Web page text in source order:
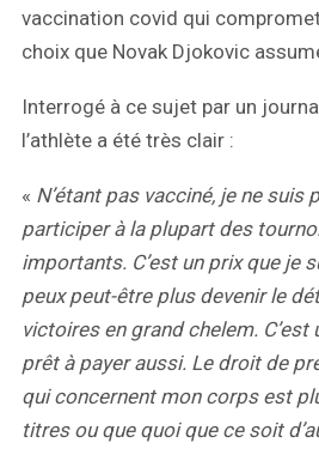
vaccination covid qui
choix que Novak Djokovic
Interrogé à ce sujet par un
l’athlète a été très clair :
« N’étant pas vacciné, je ne suis
participer à la plupart des
importants. C’est un prix que je
peux peut-être plus devenir le
victoires en grand chelem. C’est
prêt à payer aussi. Le droit de
qui concernent mon corps est
titres ou que quoi que ce soit